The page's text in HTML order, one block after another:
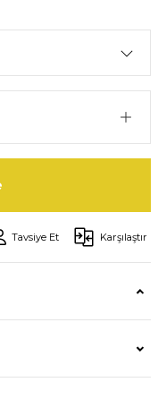
Tavsiye Et Karşılaştır